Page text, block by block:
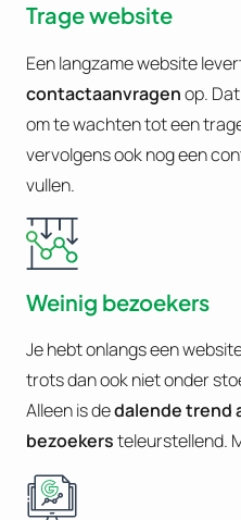
Trage website
Een langzame website
contactaanvragenop.
om te wachten tot een
vervolgens ook nog een
vullen.
Weinig bezoekers
Je hebt onlangs een
trots dan ook niet onder
Alleen is dedalende trend
bezoekersteleurstellend.